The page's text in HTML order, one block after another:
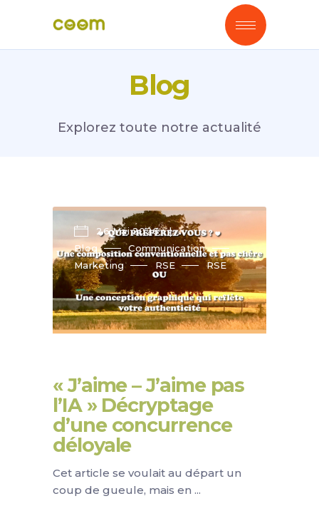
Blog
Explorez toute notre actualité
26 Mai 2026
Blog
Communication
Marketing
RSE RSE
« J’aime – J’aime pas
l’IA » Décryptage
d’une concurrence
déloyale
Cet article se voulait au départ un
coup de gueule, mais en